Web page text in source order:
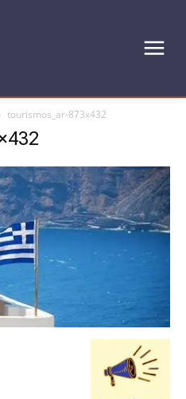
tourismos_ar-873x432